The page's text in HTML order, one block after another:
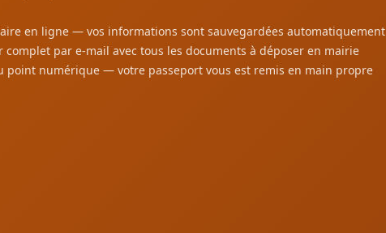
en ligne — vos informations sont sauvegardées automatiquement
complet par e-mail avec tous les documents à déposer en mairie
point numérique — votre passeport vous est remis en main propre